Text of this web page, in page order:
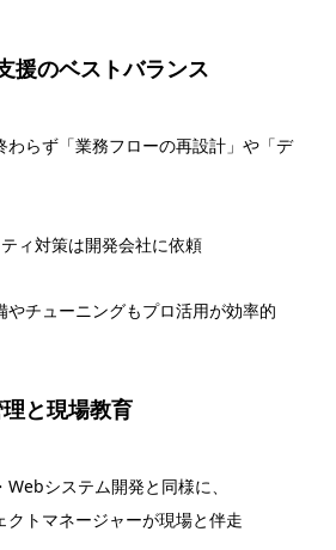
援のベストバランス
わらず「業務フローの再設計」や「デ
ィ対策は開発会社に依頼
やチューニングもプロ活用が効率的
と現場教育
システム開発と同様に、
クトマネージャーが現場と伴走